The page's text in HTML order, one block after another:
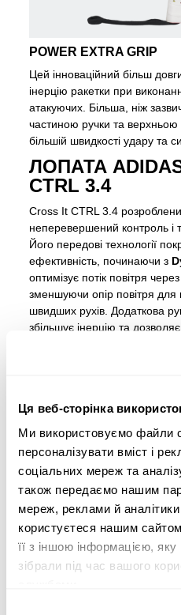
Ця веб-сторінка
Ми використовуємо файли
персоналізувати вміст і
соціальних мереж та
також передаємо нашим
мереж, реклами й
користуєтеся нашим
її з іншою інформацією,
зібрали під час вашого
POWER EXTRA GRIP
Цей інноваційний більш
інерцію ракетки при
атакуючих. Більша, ніж
частиною ручки та
більшій швидкості удару та
ЛОПАТА
CTRL 3.4
Cross It CTRL 3.4
неперевершений контроль і
Його передові технології
ефективність, починаючи з
оптимізує потік повітря
зменшуючи опір повітря для
швидших рухів. Додаткова
збільшує інерцію та
потужні удари з більшою
отворами з
високому рівні. Крім того,
інтегрує 3D-текстуру в
потенціал тертя для
Виготовлена з15-
алюмінієвоговолокна та
пам’яттю, ця ракетка
опором і жорсткістю,
вищого рівня.